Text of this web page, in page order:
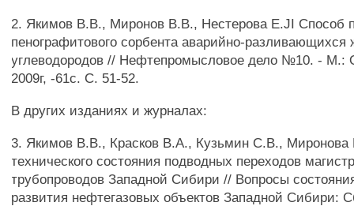
2. Якимов В.В., Миронов В.В., Нестерова E.JI Способ
пенографитового сорбента аварийно-разливающихся
углеводородов // Нефтепромысловое дело №10. -
2009г, -61с. С. 51-52.
В других изданиях и журналах:
3. Якимов В.В., Красков В.А., Кузьмин C.B.,
технического состояния подводных переходов
трубопроводов Западной Сибири // Вопросы
развития нефтегазовых объектов Западной Сибири: